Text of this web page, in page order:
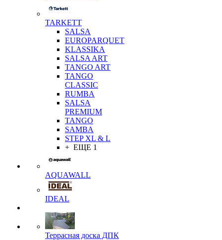
TARKETT
SALSA
EUROPARQUET
KLASSIKA
SALSA ART
TANGO ART
TANGO
CLASSIC
RUMBA
SALSA
PREMIUM
TANGO
SAMBA
STEP XL & L
+ ЕЩЕ 1
AQUAWALL
IDEAL
Террасная доска ДПК